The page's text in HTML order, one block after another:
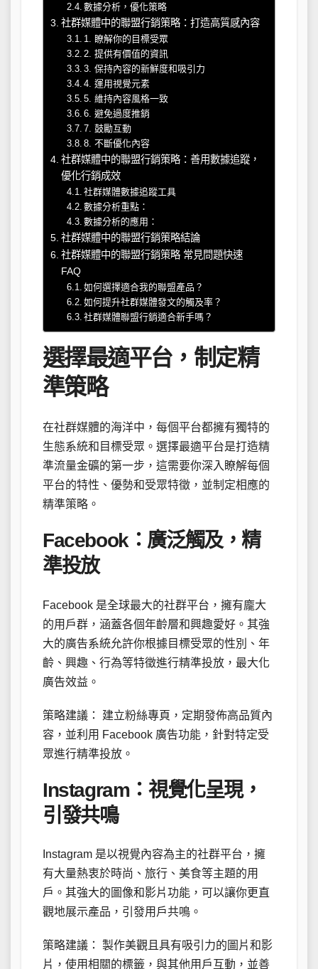
數據分析，優化策略
社群媒體中的聯盟行銷策略：打造高質感內容
1. 瞭解你的目標受眾
2. 提供有價值的資訊
3. 保持內容的新鮮度和吸引力
4. 運用視覺元素
5. 維持內容風格一致
6. 避免過度推銷
7. 鼓勵互動
8. 不斷優化內容
社群媒體中的聯盟行銷策略：善用數據追蹤，
優化行銷成效
社群媒體數據追蹤工具
數據分析重點：
數據分析的應用：
社群媒體中的聯盟行銷策略結論
社群媒體中的聯盟行銷策略 常見問題快速
FAQ
如何選擇適合我的聯盟產品？
如何提升社群媒體發文的觸及率？
社群媒體聯盟行銷適合新手嗎？
選擇最適平台，制定精
準策略
在社群媒體的海洋中，每個平台都擁有獨特的
生態系統和目標受眾。選擇最適平台是打造精
準流量金礦的第一步，這需要你深入瞭解每個
平台的特性、優勢和受眾特徵，並制定相應的
精準策略。
Facebook：廣泛觸及，精
準投放
Facebook 是全球最大的社群平台，擁有龐大
的用戶群，涵蓋各個年齡層和興趣愛好。其強
大的廣告系統允許你根據目標受眾的性別、年
齡、興趣、行為等特徵進行精準投放，最大化
廣告效益。
策略建議： 建立粉絲專頁，定期發佈高品質內
容，並利用 Facebook 廣告功能，針對特定受
眾進行精準投放。
Instagram：視覺化呈現，
引發共鳴
Instagram 是以視覺內容為主的社群平台，擁
有大量熱衷於時尚、旅行、美食等主題的用
戶。其強大的圖像和影片功能，可以讓你更直
觀地展示產品，引發用戶共鳴。
策略建議： 製作美觀且具有吸引力的圖片和影
片，使用相關的標籤，與其他用戶互動，並善